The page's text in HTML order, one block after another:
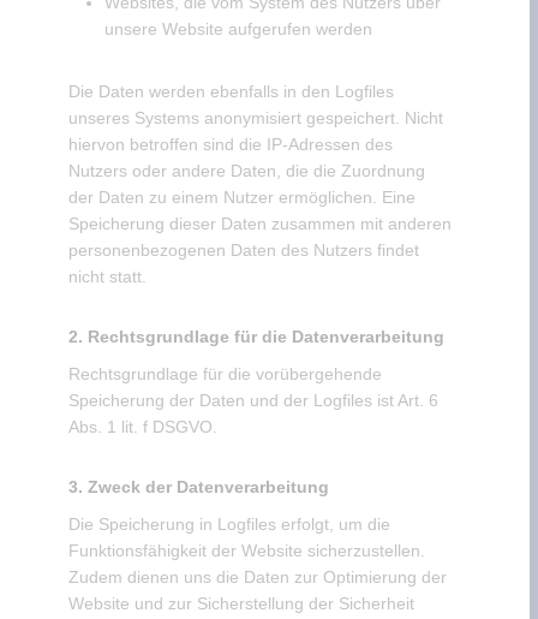
unsere Website aufgerufen werden
Die Daten werden ebenfalls in den Logfiles
unseres Systems anonymisiert gespeichert. Nicht
hiervon betroffen sind die IP-Adressen des
Nutzers oder andere Daten, die die Zuordnung
der Daten zu einem Nutzer ermöglichen. Eine
Speicherung dieser Daten zusammen mit anderen
personenbezogenen Daten des Nutzers findet
nicht statt.
2. Rechtsgrundlage für die Datenverarbeitung
Rechtsgrundlage für die vorübergehende
Speicherung der Daten und der Logfiles ist Art. 6
Abs. 1 lit. f DSGVO.
3. Zweck der Datenverarbeitung
Die Speicherung in Logfiles erfolgt, um die
Funktionsfähigkeit der Website sicherzustellen.
Zudem dienen uns die Daten zur Optimierung der
Website und zur Sicherstellung der Sicherheit